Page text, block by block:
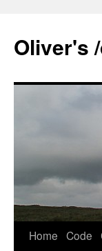
content
Oliver's
Home Code